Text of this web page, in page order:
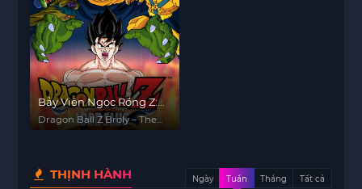
Bảy Viên Ngọc Rồng Z:
Broly - Siêu Saiyan
Huyền Thoại
Dragon Ball Z Broly – The
THỊNH HÀNH Ngày Tuần Tháng Tất cả